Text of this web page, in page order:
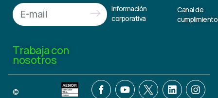
Trabaja con
nosotros
Información
corporativa
Canal de
cumplimiento
©